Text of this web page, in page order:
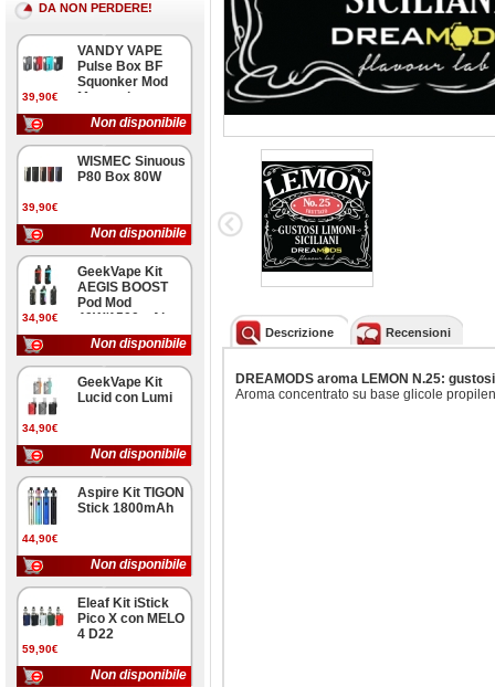
DA NON PERDERE!
39,90€
VANDY VAPE
Pulse Box BF
Squonker Mod
Meccanica
Non disponibile
39,90€
WISMEC Sinuous
P80 Box 80W
Non disponibile
34,90€
GeekVape Kit
AEGIS BOOST
Pod Mod
40W/1500mAh
Non disponibile
34,90€
GeekVape Kit
Lucid con Lumi
Non disponibile
44,90€
Aspire Kit TIGON
Stick 1800mAh
Non disponibile
59,90€
Eleaf Kit iStick
Pico X con MELO
4 D22
Non disponibile
Descrizione Recensioni
DREAMODS aroma LEMON N.25:
Aroma concentrato su base glicole